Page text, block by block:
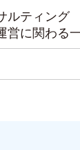
ルティング
営に関わる